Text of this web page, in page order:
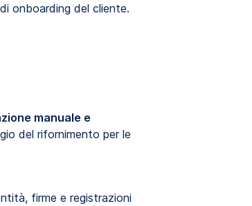
onboarding del cliente.
manuale e
del rifornimento per le
firme e registrazioni